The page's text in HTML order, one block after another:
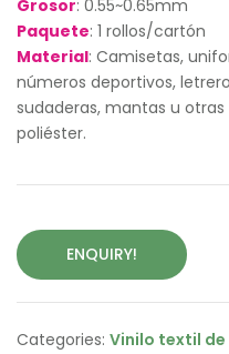
Grosor: 0.55~0.65mm
Paquete: 1 rollos/cartón
Material: Camisetas,
números deportivos,
sudaderas, mantas u
poliéster.
ENQUIRY!
Categories: Vinilo textil